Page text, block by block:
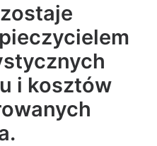
i kosztów